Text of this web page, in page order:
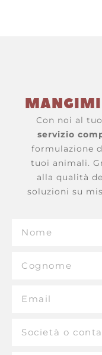
Con noi al
servizio
formulazione
tuoi animali.
alla qualità
soluzioni su